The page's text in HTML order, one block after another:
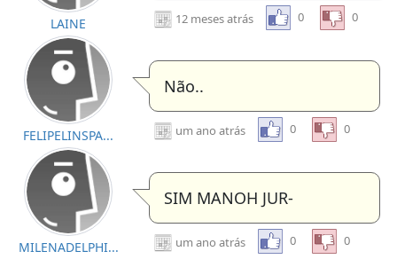
LAINE 12 meses atrás 0 0
FELIPELINSPA...
Não..
um ano atrás 0 0
MILENADELPHI...
SIM MANOH JUR-
um ano atrás 0 0